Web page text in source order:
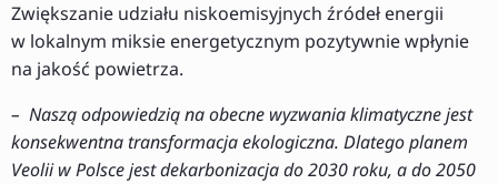
Zwiększanie udziału niskoemisyjnych źródeł energii
w lokalnym miksie energetycznym pozytywnie wpłynie
na jakość powietrza.
– Naszą odpowiedzią na obecne wyzwania klimatyczne jest
konsekwentna transformacja ekologiczna. Dlatego planem
Veolii w Polsce jest dekarbonizacja do 2030 roku, a do 2050